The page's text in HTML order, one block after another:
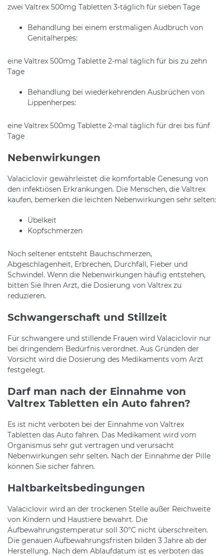
zwei Valtrex 500mg Tabletten 3-täglich für sieben Tage
Behandlung bei einem erstmaligen Audbruch von
Genitalherpes:
eine Valtrex 500mg Tablette 2-mal täglich für bis zu zehn
Tage
Behandlung bei wiederkehrenden Ausbrüchen von
Lippenherpes:
eine Valtrex 500mg Tablette 2-mal täglich für drei bis fünf
Tage
Nebenwirkungen
Valaciclovir gewährleistet die komfortable Genesung von
den infektiösen Erkrankungen. Die Menschen, die Valtrex
kaufen, bemerken die leichten Nebenwirkungen sehr selten:
Übelkeit
Kopfschmerzen
Noch seltener entsteht Bauchschmerzen,
Abgeschlagenheit, Erbrechen, Durchfall, Fieber und
Schwindel. Wenn die Nebenwirkungen häufig entstehen,
bitten Sie Ihren Arzt, die Dosierung von Valtrex zu
reduzieren.
Schwangerschaft und Stillzeit
Für schwangere und stillende Frauen wird Valaciclovir nur
bei dringendem Bedürfnis verordnet. Aus Gründen der
Vorsicht wird die Dosierung des Medikaments vom Arzt
festgelegt.
Darf man nach der Einnahme von
Valtrex Tabletten ein Auto fahren?
Es ist nicht verboten bei der Einnahme von Valtrex
Tabletten das Auto fahren. Das Medikament wird vom
Organismus sehr gut vertragen und verursacht
Nebenwirkungen sehr selten. Nach der Einnahme der Pille
können Sie sicher fahren.
Haltbarkeitsbedingungen
Valaciclovir wird an der trockenen Stelle außer Reichweite
von Kindern und Haustiere bewahrt. Die
Aufbewahrungstemperatur soll 30°C nicht überschreiten.
Die genauen Aufbewahrungsfristen bilden 3 Jahre ab der
Herstellung. Nach dem Ablaufdatum ist es verboten das